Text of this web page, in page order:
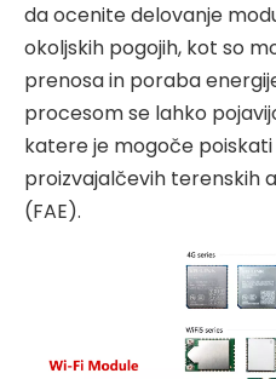
da ocenite delovanje
okoljskih pogojih, kot so
prenosa in poraba
procesom se lahko
katere je mogoče
proizvajalčevih terenskih
(FAE).